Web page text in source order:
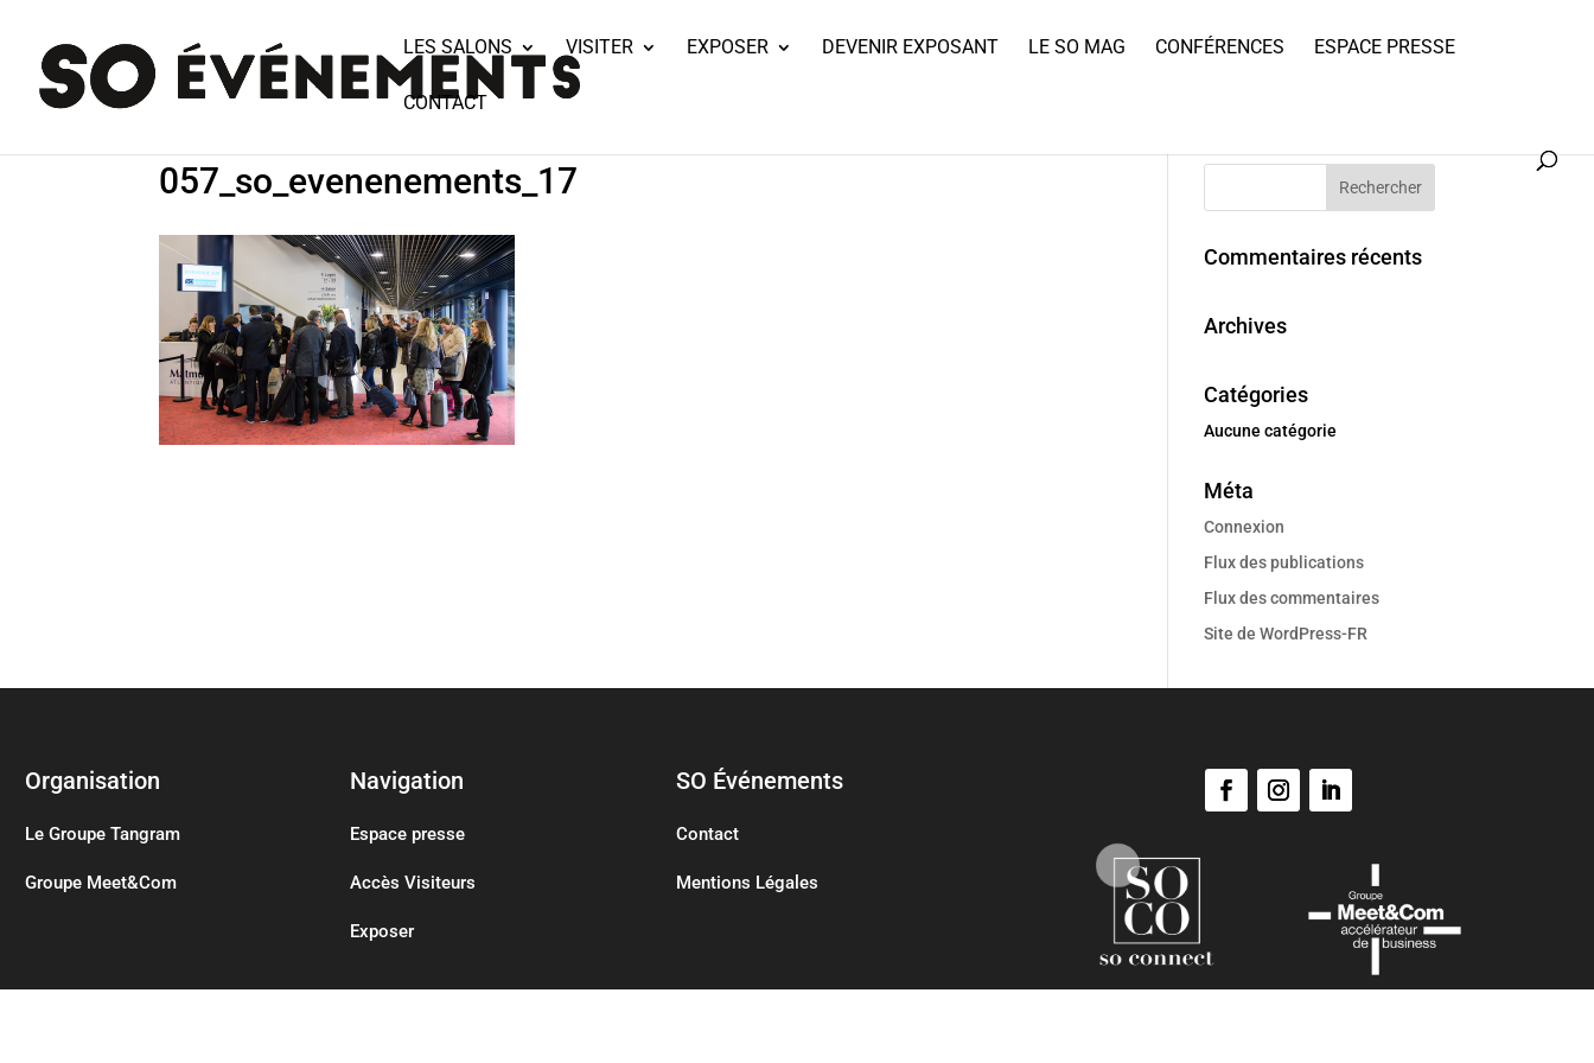
LES SALONS VISITER EXPOSER DEVENIR EXPOSANT LE SO MAG CONFÉRENCES ESPACE PRESSE
CONTACT
057_so_evenenements_17
Commentaires récents
Archives
Catégories
Aucune catégorie
Méta
Connexion
Flux des publications
Flux des commentaires
Site de WordPress-FR
Organisation
Le Groupe Tangram
Groupe Meet&Com
Navigation
Espace presse
Accès Visiteurs
Exposer
SO Événements
Contact
Mentions Légales